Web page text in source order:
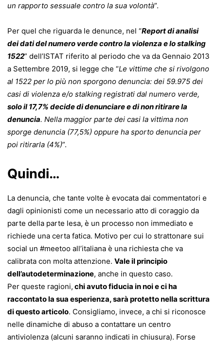
un rapporto sessuale contro la sua volontà”.
Per quel che riguarda le denunce, nel “Report di analisi
dei dati del numero verde contro la violenza e lo stalking
1522” dell’ISTAT riferito al periodo che va da Gennaio 2013
a Settembre 2019, si legge che “Le vittime che si rivolgono
al 1522 per lo più non sporgono denuncia: dei 59.975 dei
casi di violenza e/o stalking registrati dal numero verde,
solo il 17,7% decide di denunciare e di non ritirare la
denuncia. Nella maggior parte dei casi la vittima non
sporge denuncia (77,5%) oppure ha sporto denuncia per
poi ritirarla (4%)”.
Quindi…
La denuncia, che tante volte è evocata dai commentatori e
dagli opinionisti come un necessario atto di coraggio da
parte della parte lesa, è un processo non immediato e
richiede una certa fatica. Motivo per cui lo strattonare sui
social un #meetoo all’italiana è una richiesta che va
calibrata con molta attenzione. Vale il principio
dell’autodeterminazione, anche in questo caso.
Per queste ragioni, chi avuto fiducia in noi e ci ha
raccontato la sua esperienza, sarà protetto nella scrittura
di questo articolo. Consigliamo, invece, a chi si riconosce
nelle dinamiche di abuso a contattare un centro
antiviolenza (alcuni saranno indicati in chiusura). Forse